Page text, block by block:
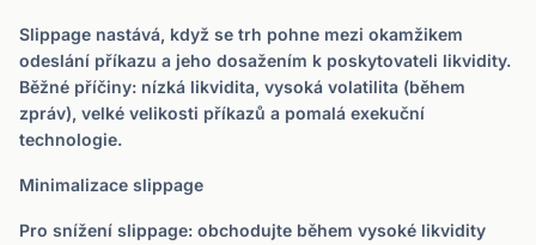
Slippage nastává, když se trh pohne mezi okamžikem
odeslání příkazu a jeho dosažením k poskytovateli likvidity.
Běžné příčiny: nízká likvidita, vysoká volatilita (během
zpráv), velké velikosti příkazů a pomalá exekuční
technologie.
Minimalizace slippage
Pro snížení slippage: obchodujte během vysoké likvidity